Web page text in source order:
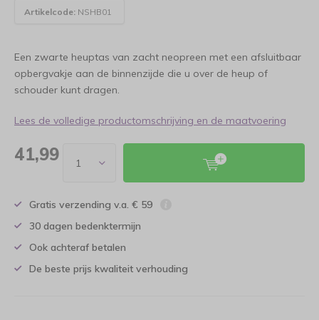
Artikelcode: NSHB01
Een zwarte heuptas van zacht neopreen met een afsluitbaar
opbergvakje aan de binnenzijde die u over de heup of
schouder kunt dragen.
Lees de volledige productomschrijving en de maatvoering
41,99
Gratis verzending v.a. € 59
30 dagen bedenktermijn
Ook achteraf betalen
De beste prijs kwaliteit verhouding